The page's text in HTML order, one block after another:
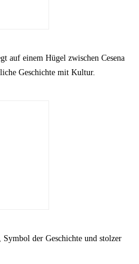
auf einem Hügel zwischen Cesena
Geschichte mit Kultur.
der Geschichte und stolzer